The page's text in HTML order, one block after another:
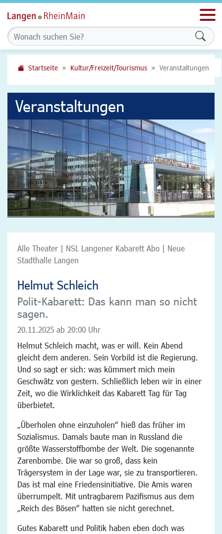
Startseite Kultur/Freizeit/Tourismus Veranstaltungen
Veranstaltungen
Alle Theater | NSL Langener Kabarett Abo | Neue
Stadthalle Langen
Helmut Schleich
Polit-Kabarett: Das kann man so nicht
sagen.
20.11.2025 ab 20:00 Uhr
Helmut Schleich macht, was er will. Kein Abend
gleicht dem anderen. Sein Vorbild ist die Regierung.
Und so sagt er sich: was kümmert mich mein
Geschwätz von gestern. Schließlich leben wir in einer
Zeit, wo die Wirklichkeit das Kabarett Tag für Tag
überbietet.
„Überholen ohne einzuholen“ hieß das früher im
Sozialismus. Damals baute man in Russland die
größte Wasserstoffbombe der Welt. Die sogenannte
Zarenbombe. Die war so groß, dass kein
Trägersystem in der Lage war, sie zu transportieren.
Das ist mal eine Friedensinitiative. Die Amis waren
überrumpelt. Mit untragbarem Pazifismus aus dem
„Reich des Bösen“ hatten sie nicht gerechnet.
Gutes Kabarett und Politik haben eben doch was